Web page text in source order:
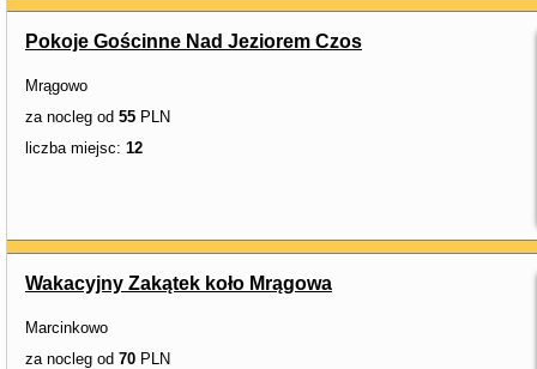
Pokoje Gościnne Nad Jeziorem Czos
Mrągowo
za nocleg od 55 PLN
liczba miejsc: 12
Wakacyjny Zakątek koło Mrągowa
Marcinkowo
za nocleg od 70 PLN